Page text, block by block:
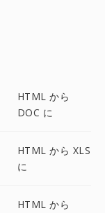
HTML から
DOC に
HTML から XLS
に
HTML から